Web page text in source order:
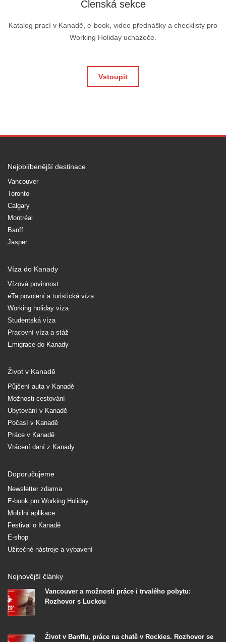
Členská sekce
Katalog prací v Kanadě, e-book, video přednášky a checklisty pro
Working Holiday uchazeče.
Vstoupit
Nejoblíbenější destinace
Vancouver
Toronto
Calgary
Montréal
Banff
Jasper
Víza do Kanady
Vízová povinnost
eTa povolení a turistická víza
Working holiday víza
Studentská víza
Pracovní víza a stáž
Emigrace do Kanady
Život v Kanadě
Půjčení auta v Kanadě
Možnosti cestování
Ubytování v Kanadě
Počasí v Kanadě
Práce v Kanadě
Vrácení daní z Kanady
Doporučujeme
Newsletter zdarma
E-book pro Working Holiday
Mobilní aplikace
Festival o Kanadě
E-shop
Užitečné nástroje a vybavení
Nejnovější články
Vancouver a možnosti práce i trvalého pobytu:
Rozhovor s Luckou
Život v Banffu, práce na chatě v Rockies. Rozhovor se